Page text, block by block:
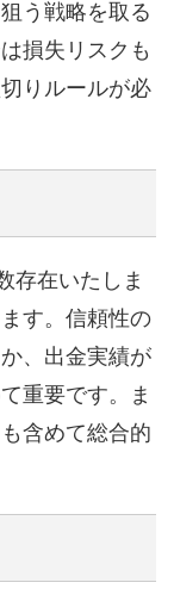
う戦略を取る
損失リスクも
りルールが必
存在いたしま
す。信頼性の
、出金実績が
重要です。ま
含めて総合的